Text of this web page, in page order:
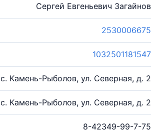
Сергей Евгеньевич Загайнов
2530006675
1032501181547
с. Камень-Рыболов, ул. Северная, д. 2
с. Камень-Рыболов, ул. Северная, д. 2
8-42349-99-7-75